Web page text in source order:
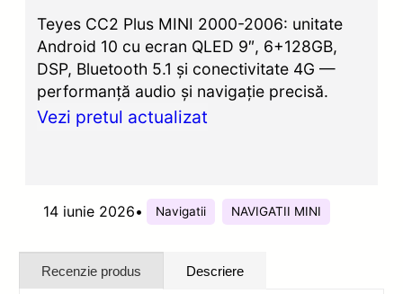
Teyes CC2 Plus MINI 2000-2006: unitate
Android 10 cu ecran QLED 9″, 6+128GB,
DSP, Bluetooth 5.1 și conectivitate 4G —
performanță audio și navigație precisă.
Vezi pretul actualizat
14 iunie 2026• Navigatii NAVIGATII MINI
Recenzie produs Descriere